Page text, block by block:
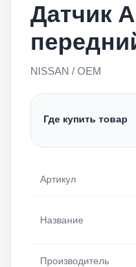
Датчик
NISSAN / OEM
Где купить товар
Артикул
Название
Производитель